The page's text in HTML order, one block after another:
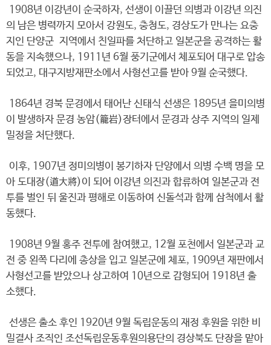
1908년 이강년이 순국하자, 선생이 이끌던 의병과 이강년 의진
의 남은 병력까지 모아서 강원도, 충청도, 경상도가 만나는 요충
지인 단양군 지역에서 친일파를 처단하고 일본군을 공격하는 활
동을 지속했으나, 1911년 6월 풍기군에서 체포되어 대구로 압송
되었고, 대구지방재판소에서 사형선고를 받아 9월 순국했다.
1864년 경북 문경에서 태어난 신태식 선생은 1895년 을미의병
이 발생하자 문경 농암(籠岩)장터에서 문경과 상주 지역의 일제
밀정을 처단했다.
이후, 1907년 정미의병이 봉기하자 단양에서 의병 수백 명을 모
아 도대장(道大將)이 되어 이강년 의진과 합류하여 일본군과 전
투를 벌인 뒤 울진과 평해로 이동하여 신돌석과 함께 삼척에서 활
동했다.
1908년 9월 홍주 전투에 참여했고, 12월 포천에서 일본군과 교
전 중 왼쪽 다리에 총상을 입고 일본군에 체포, 1909년 재판에서
사형선고를 받았으나 상고하여 10년으로 감형되어 1918년 출
소했다.
선생은 출소 후인 1920년 9월 독립운동의 재정 후원을 위한 비
밀결사 조직인 조선독립운동후원의용단의 경상북도 단장을 맡아